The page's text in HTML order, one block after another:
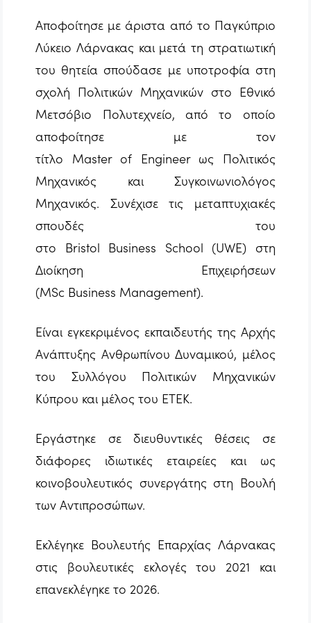
Αποφοίτησε με άριστα από το Παγκύπριο
Λύκειο Λάρνακας και μετά τη στρατιωτική
του θητεία σπούδασε με υποτροφία στη
σχολή Πολιτικών Μηχανικών στο Εθνικό
Μετσόβιο Πολυτεχνείο, από το οποίο
αποφοίτησε με τον
τίτλο Master of Engineerως Πολιτικός
Μηχανικός και Συγκοινωνιολόγος
Μηχανικός. Συνέχισε τις μεταπτυχιακές
σπουδές του
στο Bristol Business School (UWE) στη
Διοίκηση Επιχειρήσεων
(MSc Business Management).
Είναι εγκεκριμένος εκπαιδευτής της Αρχής
Ανάπτυξης Ανθρωπίνου Δυναμικού, μέλος
του Συλλόγου Πολιτικών Μηχανικών
Κύπρου και μέλος του ΕΤΕΚ.
Εργάστηκε σε διευθυντικές θέσεις σε
διάφορες ιδιωτικές εταιρείες και ως
κοινοβουλευτικός συνεργάτης στη Βουλή
των Αντιπροσώπων.
Εκλέγηκε Βουλευτής Επαρχίας Λάρνακας
στις βουλευτικές εκλογές του 2021 και
επανεκλέγηκε το 2026.